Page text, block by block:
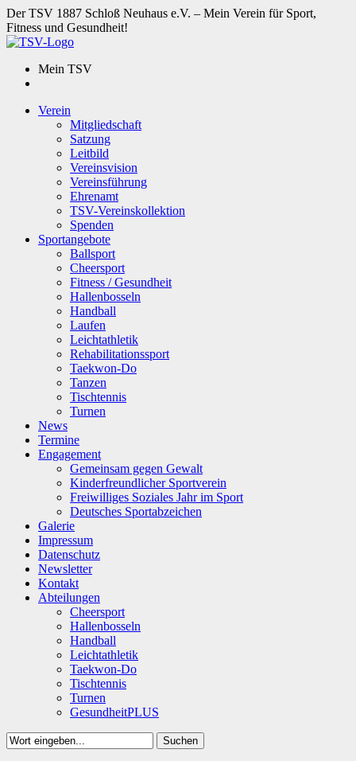
Der TSV 1887 Schloß Neuhaus e.V. – Mein Verein für Sport,
Fitness und Gesundheit!
Mein TSV
Verein
Mitgliedschaft
Satzung
Leitbild
Vereinsvision
Vereinsführung
Ehrenamt
TSV-Vereinskollektion
Spenden
Sportangebote
Ballsport
Cheersport
Fitness / Gesundheit
Hallenbosseln
Handball
Laufen
Leichtathletik
Rehabilitationssport
Taekwon-Do
Tanzen
Tischtennis
Turnen
News
Termine
Engagement
Gemeinsam gegen Gewalt
Kinderfreundlicher Sportverein
Freiwilliges Soziales Jahr im Sport
Deutsches Sportabzeichen
Galerie
Impressum
Datenschutz
Newsletter
Kontakt
Abteilungen
Cheersport
Hallenbosseln
Handball
Leichtathletik
Taekwon-Do
Tischtennis
Turnen
GesundheitPLUS
Suchen